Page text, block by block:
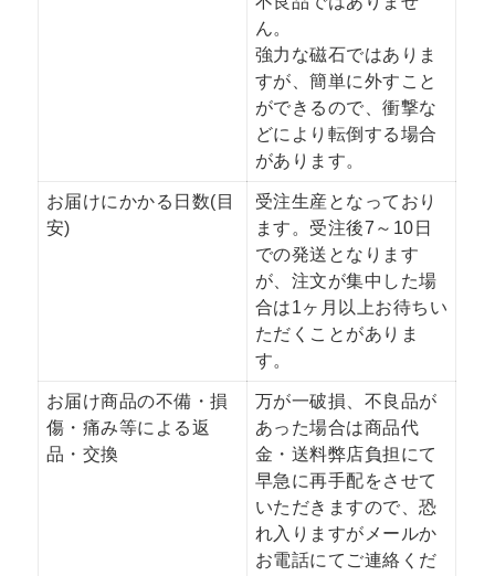
ん。
強力な磁石ではありま
すが、簡単に外すこと
ができるので、衝撃な
どにより転倒する場合
があります。
お届けにかかる日数(目
安)
受注生産となっており
ます。受注後7～10日
での発送となります
が、注文が集中した場
合は1ヶ月以上お待ちい
ただくことがありま
す。
お届け商品の不備・損
傷・痛み等による返
品・交換
万が一破損、不良品が
あった場合は商品代
金・送料弊店負担にて
早急に再手配をさせて
いただきますので、恐
れ入りますがメールか
お電話にてご連絡くだ